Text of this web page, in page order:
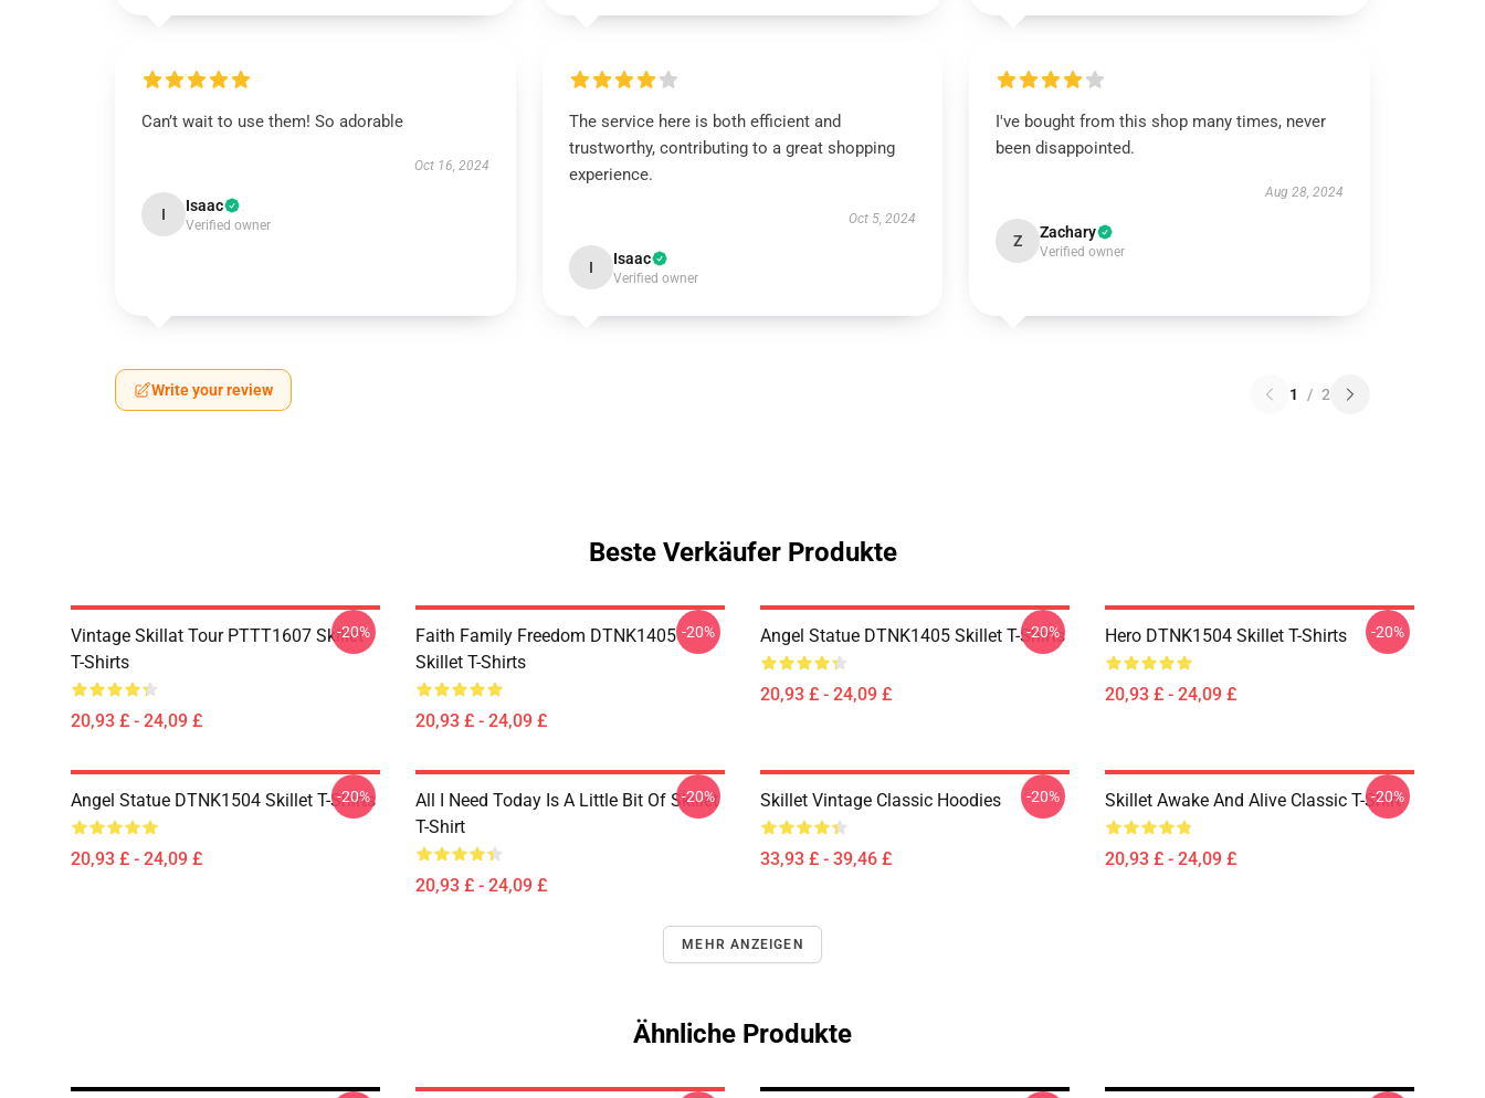
Can’t wait to use them! So adorable
Oct 16, 2024
I Isaac
Verified owner
The service here is both efficient and
trustworthy, contributing to a great shopping
experience.
Oct 5, 2024
I Isaac
Verified owner
I've bought from this shop many times, never
been disappointed.
Aug 28, 2024
Z Zachary
Verified owner
Write your review 1 / 2
Beste Verkäufer Produkte
Vintage Skillat Tour PTTT1607 Skillet
T-Shirts
20,93 £ - 24,09 £
-20%
Faith Family Freedom DTNK1405
Skillet T-Shirts
20,93 £ - 24,09 £
-20% Angel Statue DTNK1405 Skillet T-Shirts
20,93 £ - 24,09 £
-20% Hero DTNK1504 Skillet T-Shirts
20,93 £ - 24,09 £
-20%
Angel Statue DTNK1504 Skillet T-Shirts
20,93 £ - 24,09 £
-20%
All I Need Today Is A Little Bit Of Skillet
T-Shirt
20,93 £ - 24,09 £
-20% Skillet Vintage Classic Hoodies
33,93 £ - 39,46 £
-20% Skillet Awake And Alive Classic T-Shirt
20,93 £ - 24,09 £
-20%
MEHR ANZEIGEN
Ähnliche Produkte